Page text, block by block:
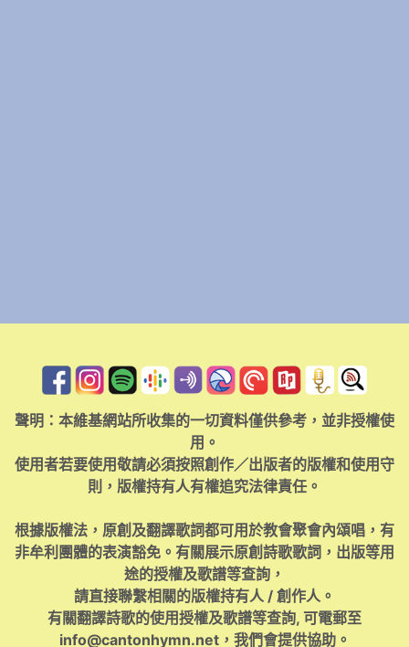
聲明：本維基網站所收集的一切資料僅供參考，並非授權使
用。
使用者若要使用敬請必須按照創作／出版者的版權和使用守
則，版權持有人有權追究法律責任。
根據版權法，原創及翻譯歌詞都可用於教會聚會內頌唱，有
非牟利團體的表演豁免。有關展示原創詩歌歌詞，出版等用
途的授權及歌譜等查詢，
請直接聯繫相關的版權持有人 / 創作人。
有關翻譯詩歌的使用授權及歌譜等查詢, 可電郵至
info@cantonhymn.net，我們會提供協助。